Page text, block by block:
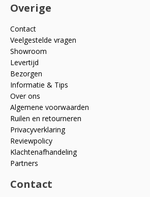
Overige
Contact
Veelgestelde vragen
Showroom
Levertijd
Bezorgen
Informatie & Tips
Over ons
Algemene voorwaarden
Ruilen en retourneren
Privacyverklaring
Reviewpolicy
Klachtenafhandeling
Partners
Contact